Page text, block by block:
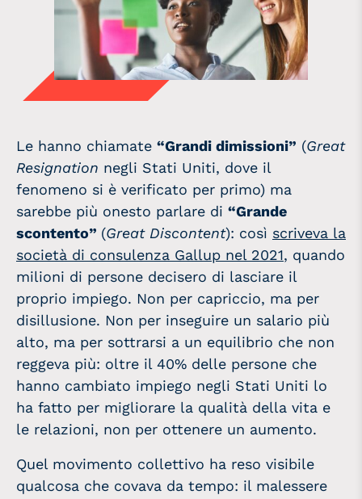
Le hanno chiamate “Grandi dimissioni” (Great
Resignation negli Stati Uniti, dove il
fenomeno si è verificato per primo) ma
sarebbe più onesto parlare di “Grande
scontento” (Great Discontent): così scriveva la
società di consulenza Gallup nel 2021, quando
milioni di persone decisero di lasciare il
proprio impiego. Non per capriccio, ma per
disillusione. Non per inseguire un salario più
alto, ma per sottrarsi a un equilibrio che non
reggeva più: oltre il 40% delle persone che
hanno cambiato impiego negli Stati Uniti lo
ha fatto per migliorare la qualità della vita e
le relazioni, non per ottenere un aumento.
Quel movimento collettivo ha reso visibile
qualcosa che covava da tempo: il malessere